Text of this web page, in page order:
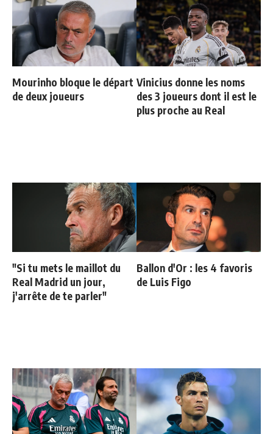
Mourinho bloque le départ
de deux joueurs
Vinicius donne les noms
des 3 joueurs dont il est le
plus proche au Real
"Si tu mets le maillot du
Real Madrid un jour,
j'arrête de te parler"
Ballon d'Or : les 4 favoris
de Luis Figo